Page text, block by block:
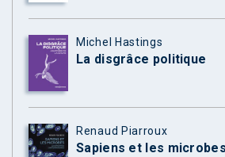
Michel Hastings
La disgrâce politique
Renaud Piarroux
Sapiens et les microbes